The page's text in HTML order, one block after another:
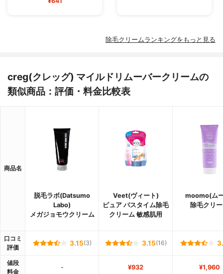
除毛クリームランキングをもっと見る
creg(クレッグ) マイルドリムーバークリームの
類似商品：評価・料金比較表
商品名
脱毛ラボ(Datsumo
Labo)
メガジョモウクリーム
Veet(ヴィート)
ピュア バスタイム除毛
クリーム 敏感肌用
moomo(ム
除毛クリ
口コミ
評価
3.15(3) 3.15(16)
値段
料金
- ¥932 ¥1,960